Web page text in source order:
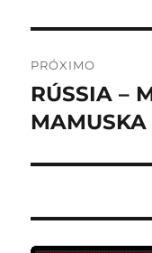
PRÓXIMO
Próximo
post:
RÚSSIA –
MAMUSKA